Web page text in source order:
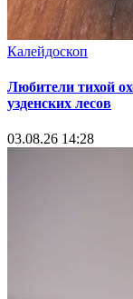
Калейдоскоп
Любители тихой
узденских лесов
03.08.26 14:28